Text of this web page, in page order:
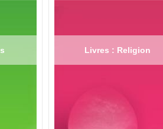
Livres : Religion